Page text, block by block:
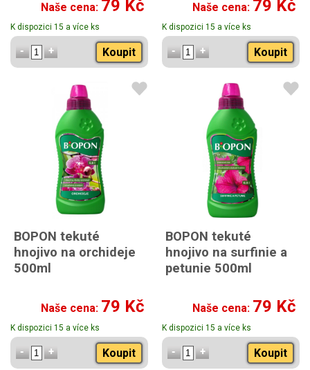
Naše cena: 79 Kč
K dispozici 15 a více ks
Koupit
Naše cena: 79 Kč
K dispozici 15 a více ks
Koupit
BOPON tekuté
hnojivo na orchideje
500ml
Naše cena: 79 Kč
K dispozici 15 a více ks
Koupit
BOPON tekuté
hnojivo na surfinie a
petunie 500ml
Naše cena: 79 Kč
K dispozici 15 a více ks
Koupit